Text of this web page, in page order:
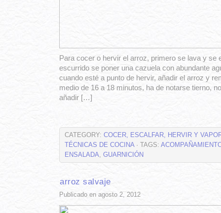
Para cocer o hervir el arroz, primero se lava y se
escurrido se poner una cazuela con abundante
cuando esté a punto de hervir, añadir el arroz y
medio de 16 a 18 minutos, ha de notarse tierno,
añadir […]
CATEGORY: COCER, ESCALFAR, HERVIR Y
TÉCNICAS DE COCINA· TAGS:
ENSALADA, GUARNICIÓN
arroz salvaje
Publicado en agosto 2, 2012